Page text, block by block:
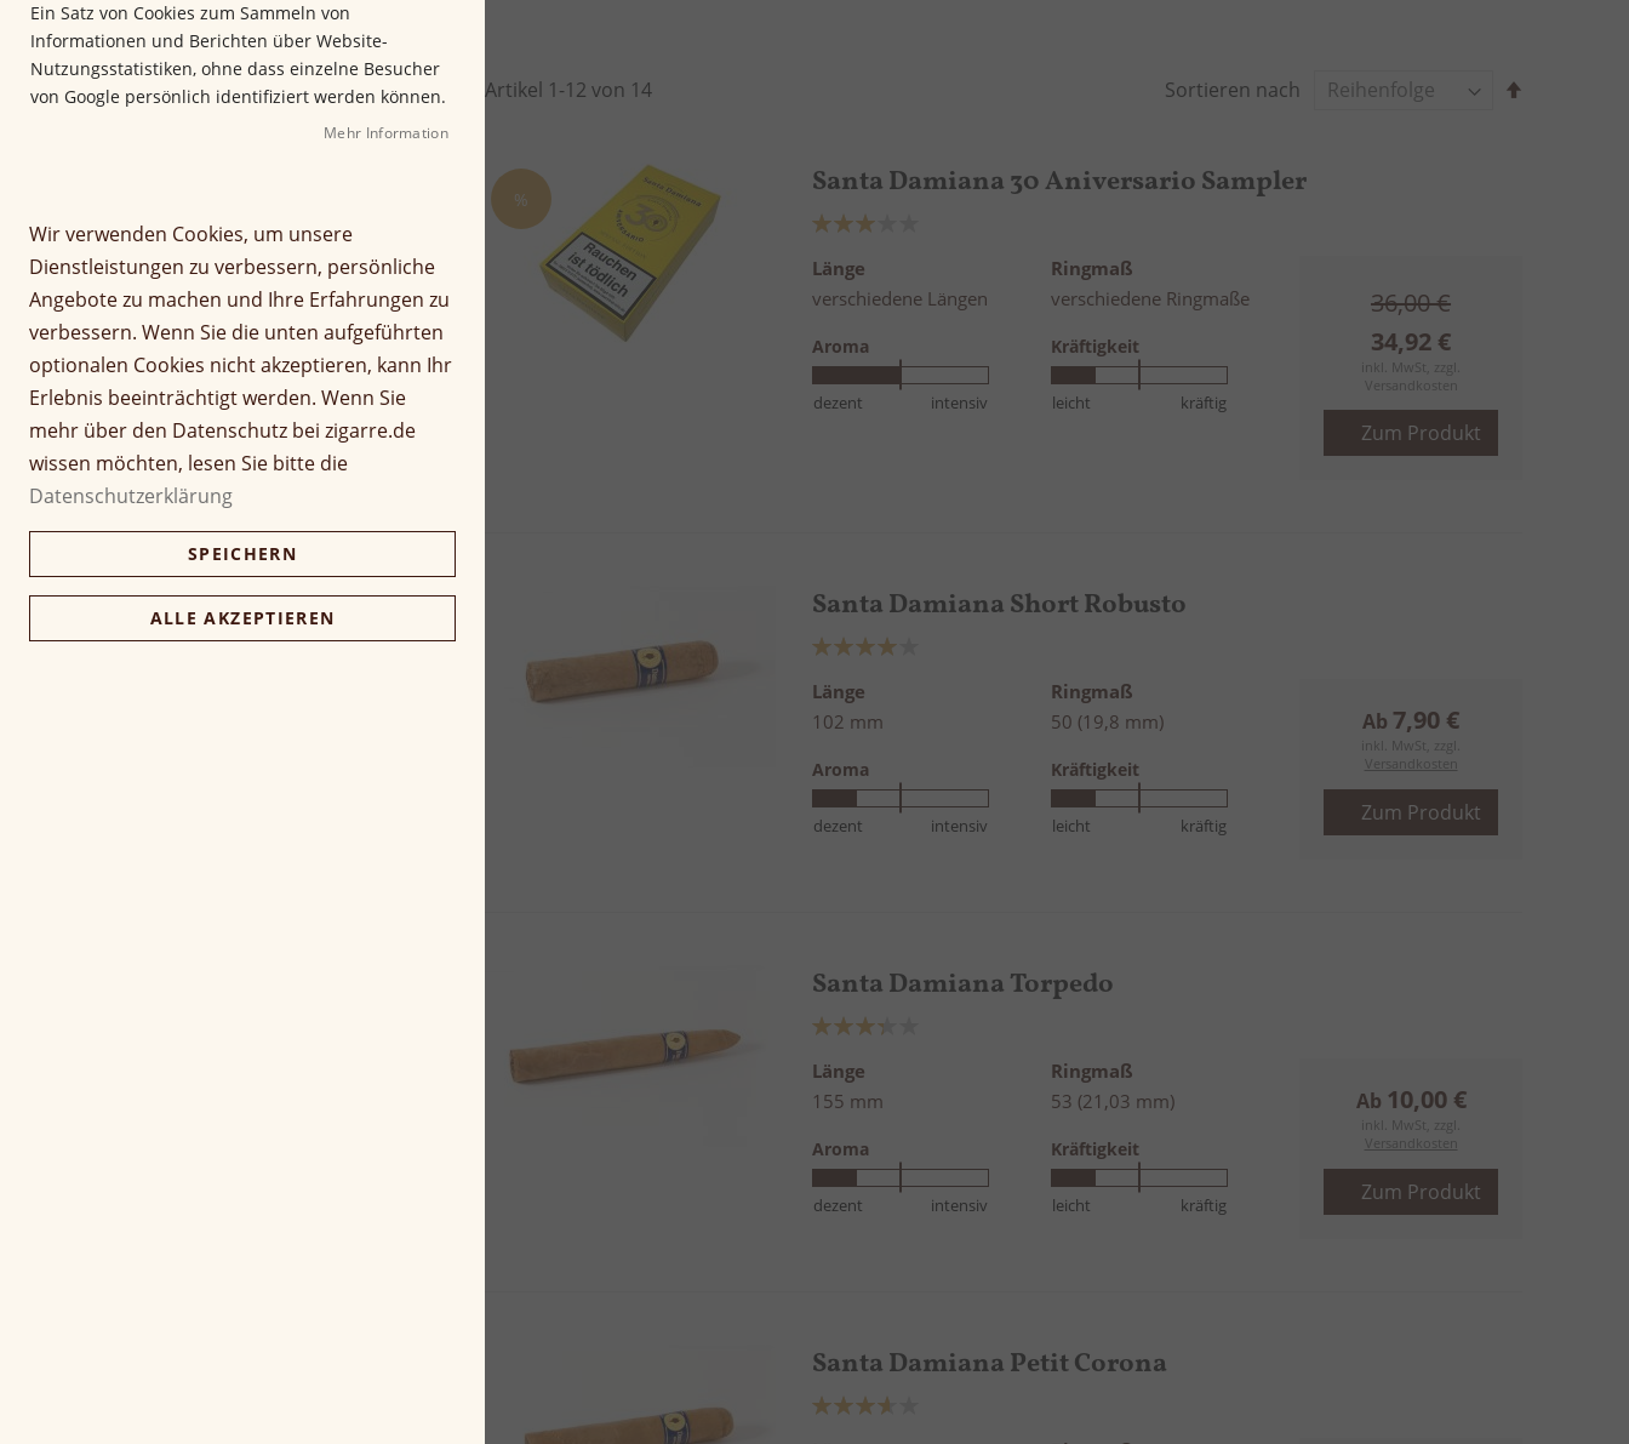
Rauchdauer in Minuten
Empfehlung
Artikel 1-12 von 14 Sortieren nach
% Santa Damiana 30 Aniversario Sampler
Bewertung:
Länge
verschiedene Längen
Ringmaß
verschiedene Ringmaße
Aroma
dezent intensiv
Kräftigkeit
leicht kräftig
34,92 €
inkl. MwSt, zzgl.
Versandkosten
36,00 €
Zum Produkt
Santa Damiana Short Robusto
Bewertung:
Länge
102 mm
Ringmaß
50 (19,8 mm)
Aroma
dezent intensiv
Kräftigkeit
leicht kräftig
Ab 7,90 €
inkl. MwSt, zzgl.
Versandkosten
Zum Produkt
Santa Damiana Torpedo
Bewertung:
Länge
155 mm
Ringmaß
53 (21,03 mm)
Aroma
dezent intensiv
Kräftigkeit
leicht kräftig
Ab 10,00 €
inkl. MwSt, zzgl.
Versandkosten
Zum Produkt
Santa Damiana Petit Corona
Bewertung:
Ein Satz von Cookies zum Sammeln von
Informationen und Berichten über Website-
Nutzungsstatistiken, ohne dass einzelne Besucher
von Google persönlich identifiziert werden können.
Mehr Information
Wir verwenden Cookies, um unsere
Dienstleistungen zu verbessern, persönliche
Angebote zu machen und Ihre Erfahrungen zu
verbessern. Wenn Sie die unten aufgeführten
optionalen Cookies nicht akzeptieren, kann Ihr
Erlebnis beeinträchtigt werden. Wenn Sie
mehr über den Datenschutz bei zigarre.de
wissen möchten, lesen Sie bitte die
Datenschutzerklärung
SPEICHERN
ALLE AKZEPTIEREN